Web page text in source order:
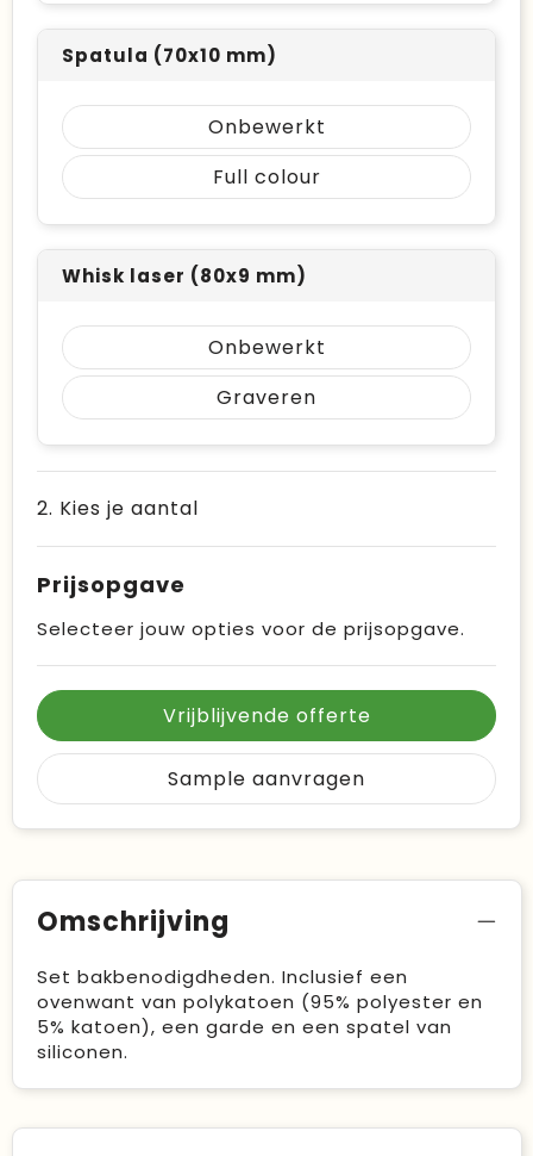
Spatula (70x10 mm)
Onbewerkt
Full colour
Whisk laser (80x9 mm)
Onbewerkt
Graveren
2. Kies je aantal
Prijsopgave
Selecteer jouw opties voor de prijsopgave.
Vrijblijvende offerte
Sample aanvragen
Omschrijving
Set bakbenodigdheden. Inclusief een
ovenwant van polykatoen (95% polyester en
5% katoen), een garde en een spatel van
siliconen.